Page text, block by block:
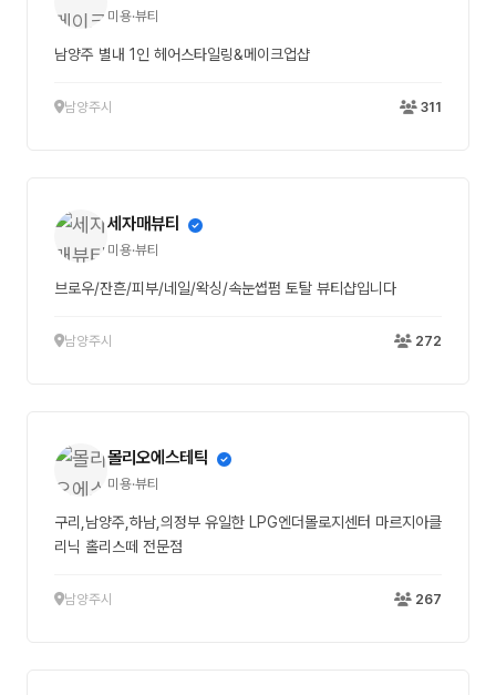
미용·뷰티
남양주 별내 1인 헤어스타일링&메이크업샵
남양주시 311
세자매뷰티
미용·뷰티
브로우/잔흔/피부/네일/왁싱/속눈썹펌 토탈 뷰티샵입니다
남양주시 272
몰리오에스테틱
미용·뷰티
구리,남양주,하남,의정부 유일한 LPG엔더몰로지센터 마르지아클
리닉 홀리스떼 전문점
남양주시 267